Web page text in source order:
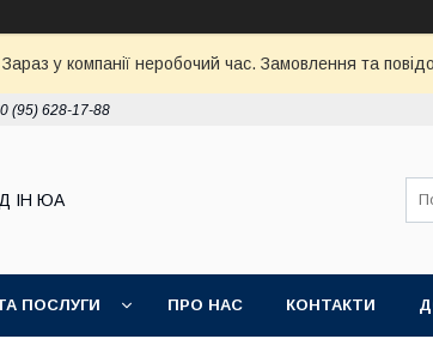
Зараз у компанії неробочий час. Замовлення та
(95) 628-17-88
ІН ЮА
ПОСЛУГИ ПРО НАС КОНТАКТИ